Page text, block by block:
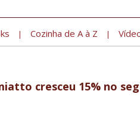
| Cozinha de A à Z |
cresceu 15% no